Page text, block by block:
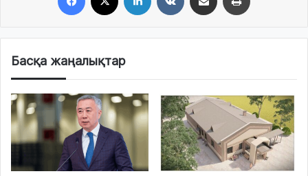
Басқа жаңалықтар